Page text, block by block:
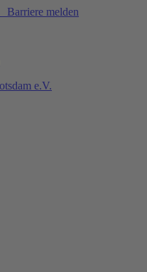
Barriere melden